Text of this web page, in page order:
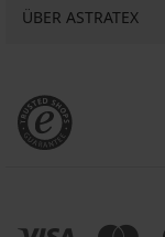
ÜBER ASTRATEX